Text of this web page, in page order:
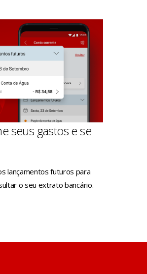
seus gastos e se
lançamentos futuros para
o seu extrato bancário.